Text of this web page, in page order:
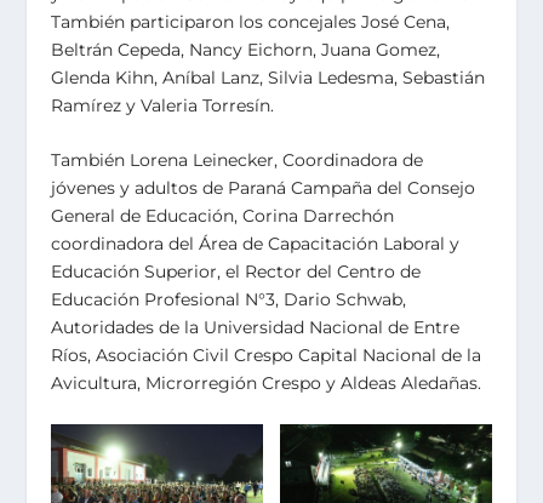
También participaron los concejales José Cena,
Beltrán Cepeda, Nancy Eichorn, Juana Gomez,
Glenda Kihn, Aníbal Lanz, Silvia Ledesma, Sebastián
Ramírez y Valeria Torresín.
También Lorena Leinecker, Coordinadora de
jóvenes y adultos de Paraná Campaña del Consejo
General de Educación, Corina Darrechón
coordinadora del Área de Capacitación Laboral y
Educación Superior, el Rector del Centro de
Educación Profesional N°3, Dario Schwab,
Autoridades de la Universidad Nacional de Entre
Ríos, Asociación Civil Crespo Capital Nacional de la
Avicultura, Microrregión Crespo y Aldeas Aledañas.